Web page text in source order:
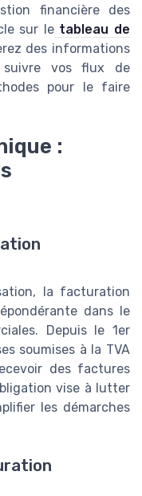
financière des
sur letableau de
des informations
suivre vos flux de
pour le faire
:
la facturation
dans le
Depuis le 1er
soumises à la TVA
des factures
vise à lutter
les démarches